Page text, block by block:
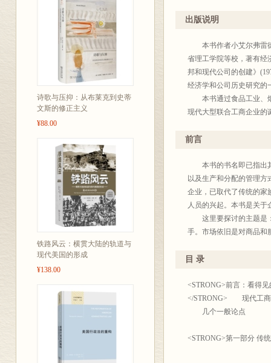
诗歌与压抑：从布莱克到史蒂
文斯的修正主义
¥88.00
铁路风云：横贯大陆的轨道与
现代美国的形成
¥138.00
出版说明
本书作者小艾尔弗雷德
省理工学院等校，著有经
邦和现代公司的创建》
经济学和公司历史研究的
本书通过食品工业、烟
现代大型联合工商企业的
市场协调的“看不见的手”
的销售组织对于保证企
大，客观上又要求管理进
作者认为，“经理阶层支
可以防止经济衰退和危
的大量史料，对于了解
考价值。因此特予译出，
前言
本书的书名即已指出其
以及生产和分配的管理
企业，已取代了传统的家
人员的兴起。本书是关
这里要探讨的主题是：
手。市场依旧是对商品和
国经济中最强大的机构，
……
目 录
<STRONG>前言：看得见
</STRONG> 现代工商
几个一般论点
<STRONG>第一部分 传